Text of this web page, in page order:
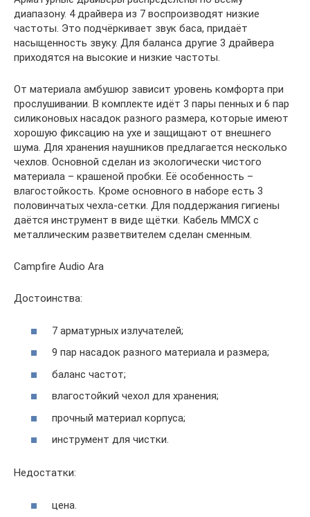
диапазону. 4 драйвера из 7 воспроизводят низкие
частоты. Это подчёркивает звук баса, придаёт
насыщенность звуку. Для баланса другие 3 драйвера
приходятся на высокие и низкие частоты.
От материала амбушюр зависит уровень комфорта при
прослушивании. В комплекте идёт 3 пары пенных и 6 пар
силиконовых насадок разного размера, которые имеют
хорошую фиксацию на ухе и защищают от внешнего
шума. Для хранения наушников предлагается несколько
чехлов. Основной сделан из экологически чистого
материала – крашеной пробки. Её особенность –
влагостойкость. Кроме основного в наборе есть 3
половинчатых чехла-сетки. Для поддержания гигиены
даётся инструмент в виде щётки. Кабель MMCX с
металлическим разветвителем сделан сменным.
Campfire Audio Ara
Достоинства:
7 арматурных излучателей;
9 пар насадок разного материала и размера;
баланс частот;
влагостойкий чехол для хранения;
прочный материал корпуса;
инструмент для чистки.
Недостатки:
цена.